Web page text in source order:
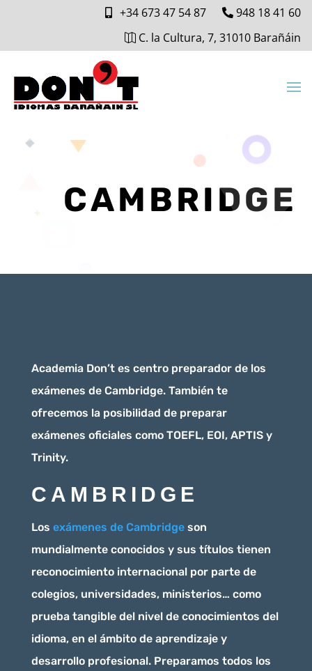
948 18 41 60
+34 673 47 54 87
C. la Cultura, 7, 31010 Barañáin
CAMBRIDGE
Academia Don’t es centro preparador de los
exámenes de Cambridge. También te
ofrecemos la posibilidad de preparar
exámenes oficiales como TOEFL, EOI, APTIS y
Trinity.
CAMBRIDGE
Los exámenes de Cambridgeson
mundialmente conocidos y sus títulos tienen
reconocimiento internacional por parte de
colegios, universidades, ministerios… como
prueba tangible del nivel de conocimientos del
idioma, en el ámbito de aprendizaje y
desarrollo profesional. Preparamos todos los